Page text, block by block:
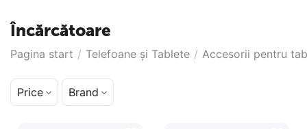
Încărcătoare
Pagina start / Telefoane și Tablete / Accesorii pentru
Price Brand